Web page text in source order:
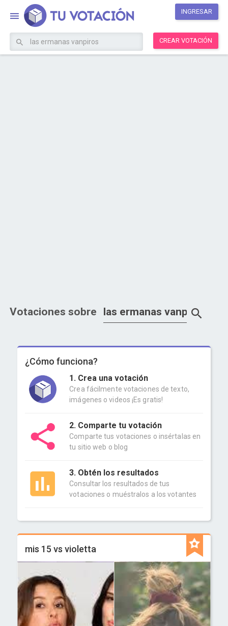
INGRESAR
CREAR VOTACIÓN
Votaciones sobre
¿Cómo funciona?
1. Crea una votación
Crea fácilmente votaciones de texto,
imágenes o videos ¡Es gratis!
2. Comparte tu votación
Comparte tus votaciones o insértalas en
tu sitio web o blog
3. Obtén los resultados
Consultar los resultados de tus
votaciones o muéstralos a los votantes
mis 15 vs violetta